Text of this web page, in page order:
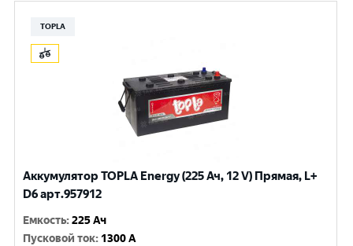
TOPLA
Аккумулятор TOPLA Energy (225 Ач, 12 V) Прямая, L+
D6 арт.957912
Емкость:225 Ач
Пусковой ток: 1300 A